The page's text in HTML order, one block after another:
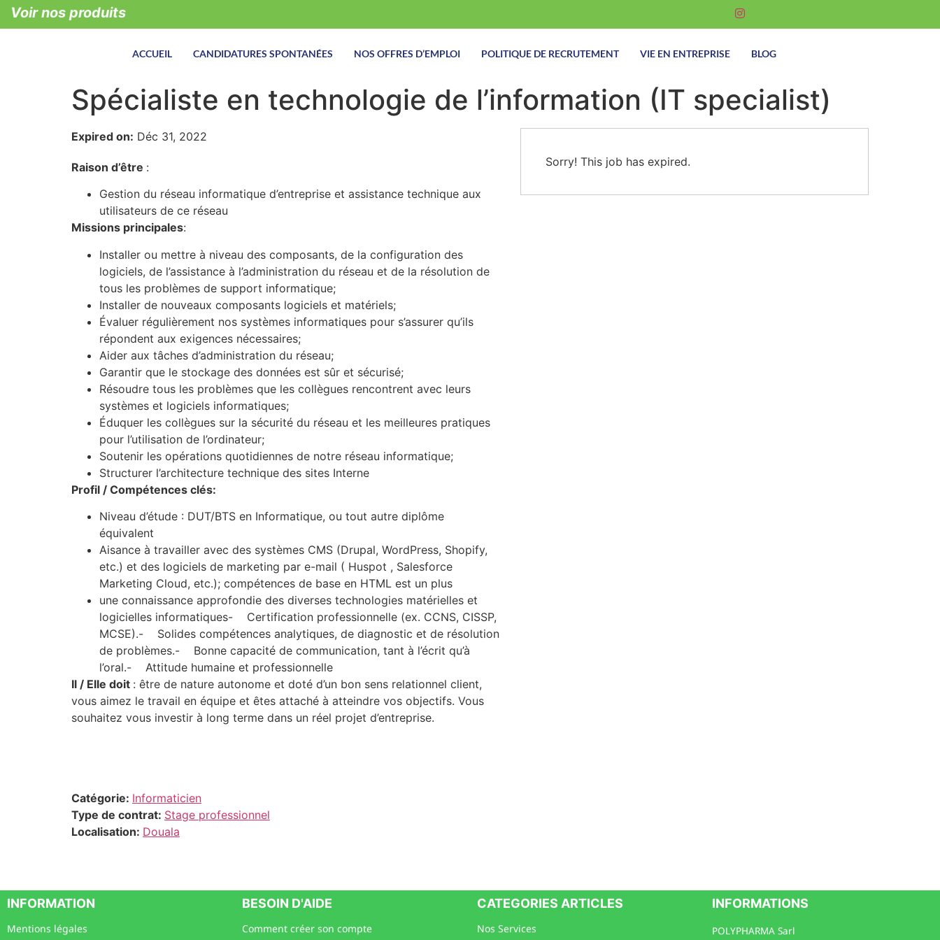
Voir nos produits
ACCUEIL CANDIDATURES SPONTANÉES NOS OFFRES D’EMPLOI POLITIQUE DE RECRUTEMENT VIE EN ENTREPRISE BLOG
Spécialiste en technologie de l’information (IT specialist)
Expired on: Déc 31, 2022
Raison d’être :
Gestion du réseau informatique d’entreprise et assistance technique aux
utilisateurs de ce réseau
Missions principales:
Installer ou mettre à niveau des composants, de la configuration des
logiciels, de l’assistance à l’administration du réseau et de la résolution de
tous les problèmes de support informatique;
Installer de nouveaux composants logiciels et matériels;
Évaluer régulièrement nos systèmes informatiques pour s’assurer qu’ils
répondent aux exigences nécessaires;
Aider aux tâches d’administration du réseau;
Garantir que le stockage des données est sûr et sécurisé;
Résoudre tous les problèmes que les collègues rencontrent avec leurs
systèmes et logiciels informatiques;
Éduquer les collègues sur la sécurité du réseau et les meilleures pratiques
pour l’utilisation de l’ordinateur;
Soutenir les opérations quotidiennes de notre réseau informatique;
Structurer l’architecture technique des sites Interne
Profil / Compétences clés:
Niveau d’étude : DUT/BTS en Informatique, ou tout autre diplôme
équivalent
Aisance à travailler avec des systèmes CMS (Drupal, WordPress, Shopify,
etc.) et des logiciels de marketing par e-mail ( Huspot , Salesforce
Marketing Cloud, etc.); compétences de base en HTML est un plus
une connaissance approfondie des diverses technologies matérielles et
logicielles informatiques- Certification professionnelle (ex. CCNS, CISSP,
MCSE).- Solides compétences analytiques, de diagnostic et de résolution
de problèmes.- Bonne capacité de communication, tant à l’écrit qu’à
l’oral.- Attitude humaine et professionnelle
Il / Elle doit : être de nature autonome et doté d’un bon sens relationnel client,
vous aimez le travail en équipe et êtes attaché à atteindre vos objectifs. Vous
souhaitez vous investir à long terme dans un réel projet d’entreprise.
Catégorie: Informaticien
Type de contrat: Stage professionnel
Localisation: Douala
Sorry! This job has expired.
INFORMATION
Mentions légales
BESOIN D'AIDE
Comment créer son compte
CATEGORIES ARTICLES
Nos Services
INFORMATIONS
POLYPHARMA Sarl